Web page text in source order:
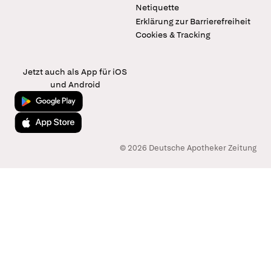
Netiquette
Erklärung zur Barrierefreiheit
Cookies & Tracking
Jetzt auch als App für iOS
und Android
Jetzt bei Google Play
Laden im App Store
© 2026 Deutsche Apotheker Zeitung